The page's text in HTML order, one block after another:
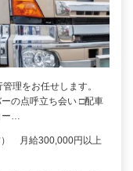
理をお任せします。
の点呼立ち会い □配車
ー…
） 月給300,000円以上